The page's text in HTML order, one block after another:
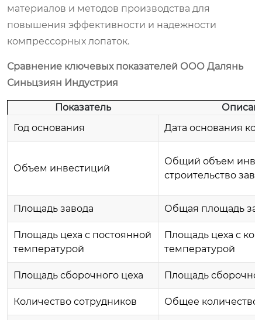
материалов и методов производства для
повышения эффективности и надежности
компрессорных лопаток.
Сравнение ключевых показателей ООО Далянь
Синьцзиян Индустрия
Показатель
Год основания
Дата основания
Объем инвестиций
Общий объем
строительство
Площадь завода Общая площадь
Площадь цеха с постоянной
температурой
Площадь цеха с
температурой
Площадь сборочного цеха Площадь
Количество сотрудников Общее количество